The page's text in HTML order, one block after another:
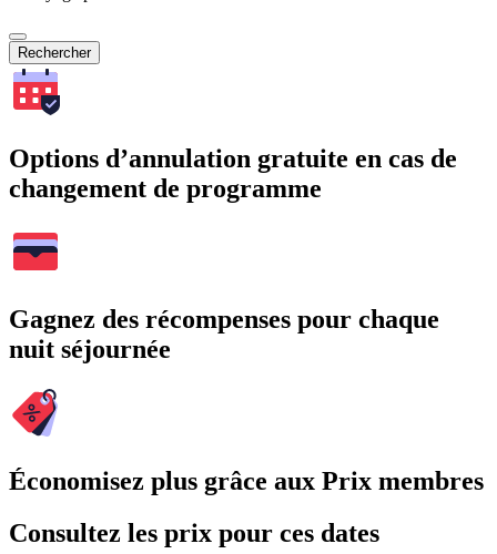
Rechercher
Options d’annulation gratuite en cas de
changement de programme
Gagnez des récompenses pour chaque
nuit séjournée
Économisez plus grâce aux Prix membres
Consultez les prix pour ces dates